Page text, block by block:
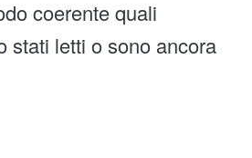
coerente quali
stati letti o sono ancora